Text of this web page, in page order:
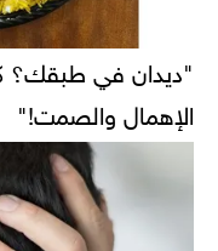
"ديدان في طبقك؟
الإهمال والصمت!"